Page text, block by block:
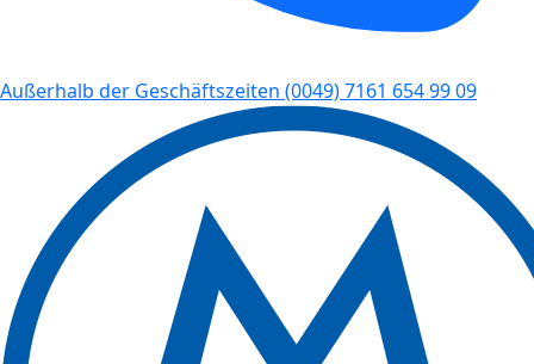
Außerhalb der Geschäftszeiten (0049) 7161 654 99 09